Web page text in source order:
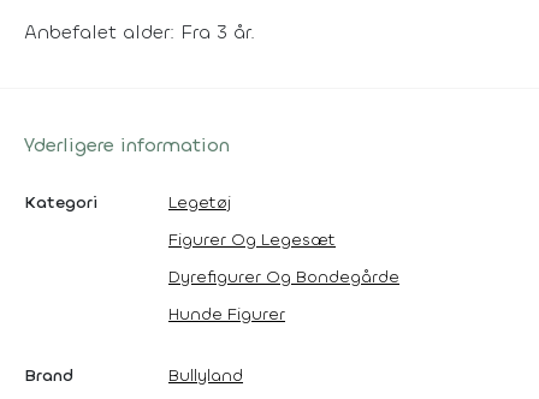
Anbefalet alder: Fra 3 år.
Yderligere information
Kategori
Legetøj
Figurer Og Legesæt
Dyrefigurer Og Bondegårde
Hunde Figurer
Brand Bullyland